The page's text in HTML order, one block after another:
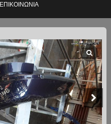
ΕΠΙΚΟΙΝΩΝΙΑ